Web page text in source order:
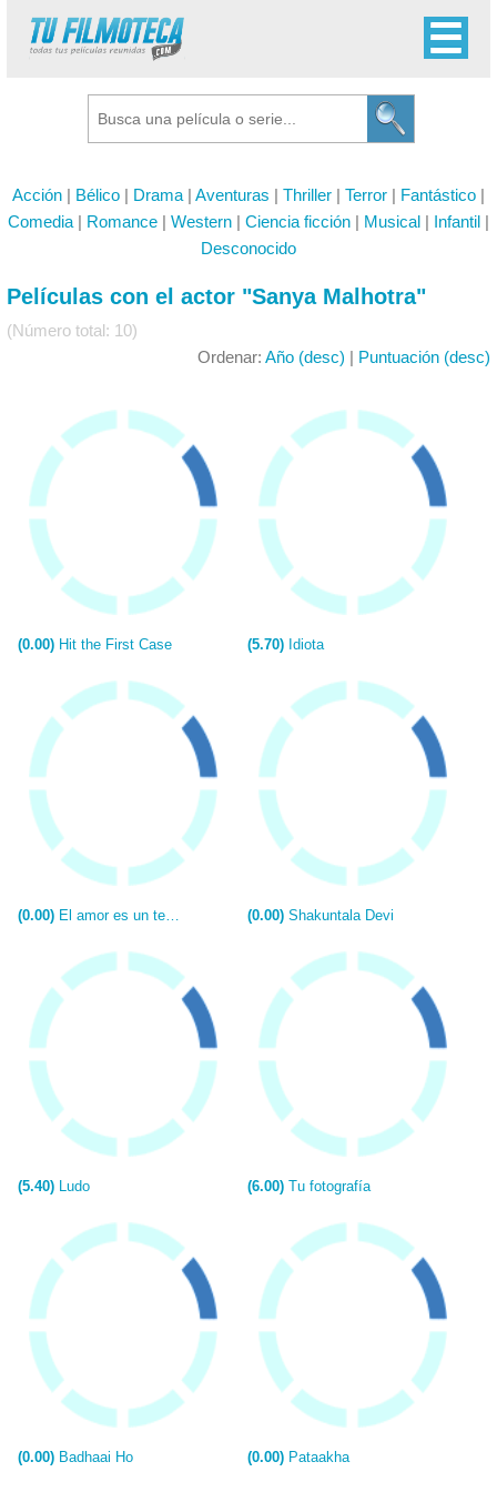
Acción | Bélico | Drama | Aventuras | Thriller | Terror | Fantástico |
Comedia | Romance | Western | Ciencia ficción | Musical | Infantil |
Desconocido
Películas con el actor "Sanya Malhotra"
(Número total: 10)
Ordenar: Año (desc) | Puntuación (desc)
(0.00) Hit the First Case (5.70) Idiota
(0.00) El amor es un templo (0.00)Shakuntala Devi
(5.40) Ludo (6.00)Tu fotografía
(0.00) Badhaai Ho (0.00) Pataakha